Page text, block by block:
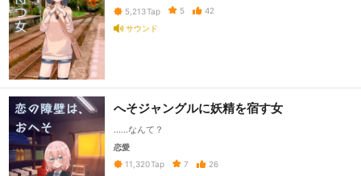
5,213Tap 5
42
サウンド
へそジャングルに妖精を宿す女
……なんて？
恋愛
11,320Tap 7
26